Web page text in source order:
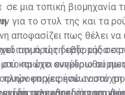
μια τοπική βιομηχανία
για το στυλ της και τα
αποφασίζει πως θέλει να
της δικής της
και έχει ενημερωθεί
επιχειρήσεων σαν τη
χρηματοδότησης
την πρώτη εβδομάδα
στο πρώτο συνέδριο
πληροφορίες ενώ
ήδη μελετήσει την
το προωθητικό της